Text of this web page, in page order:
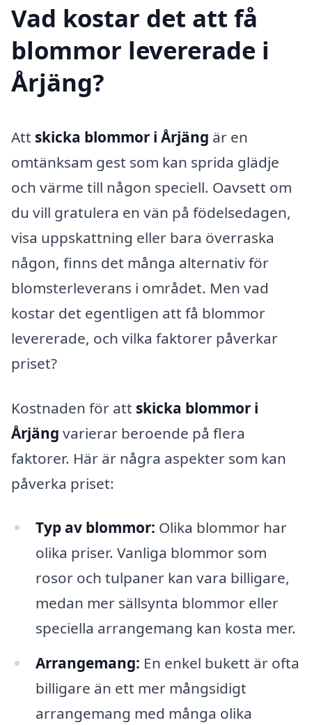
Vad kostar det att få
blommor levererade i
Årjäng?
Att skicka blommor i Årjäng är en
omtänksam gest som kan sprida glädje
och värme till någon speciell. Oavsett om
du vill gratulera en vän på födelsedagen,
visa uppskattning eller bara överraska
någon, finns det många alternativ för
blomsterleverans i området. Men vad
kostar det egentligen att få blommor
levererade, och vilka faktorer påverkar
priset?
Kostnaden för att skicka blommor i
Årjäng varierar beroende på flera
faktorer. Här är några aspekter som kan
påverka priset:
Typ av blommor: Olika blommor har
olika priser. Vanliga blommor som
rosor och tulpaner kan vara billigare,
medan mer sällsynta blommor eller
speciella arrangemang kan kosta mer.
Arrangemang: En enkel bukett är ofta
billigare än ett mer mångsidigt
arrangemang med många olika